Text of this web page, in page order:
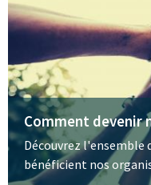
Comment devenir
Découvrez l'ensemble
bénéficient nos